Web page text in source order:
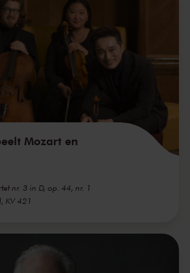
Mozart en
nr. 3 in D, op. 44, nr. 1
KV 421